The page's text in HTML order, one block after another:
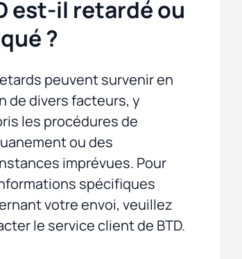
est-il retardé ou
?
peuvent survenir en
de divers facteurs, y
les procédures de
ou des
imprévues. Pour
spécifiques
votre envoi, veuillez
le service client de BTD.